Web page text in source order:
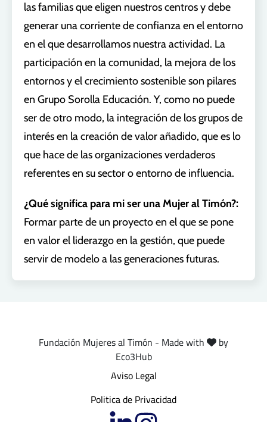
las familias que eligen nuestros centros y debe
generar una corriente de confianza en el entorno
en el que desarrollamos nuestra actividad. La
participación en la comunidad, la mejora de los
entornos y el crecimiento sostenible son pilares
en Grupo Sorolla Educación. Y, como no puede
ser de otro modo, la integración de los grupos de
interés en la creación de valor añadido, que es lo
que hace de las organizaciones verdaderos
referentes en su sector o entorno de influencia.
¿Qué significa para mi ser una Mujer al Timón?:
Formar parte de un proyecto en el que se pone
en valor el liderazgo en la gestión, que puede
servir de modelo a las generaciones futuras.
Aviso Legal
Politica de Privacidad
Fundación Mujeres al Timón - Made with
by
Eco3Hub